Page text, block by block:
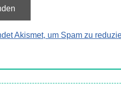
Akismet, um Spam zu